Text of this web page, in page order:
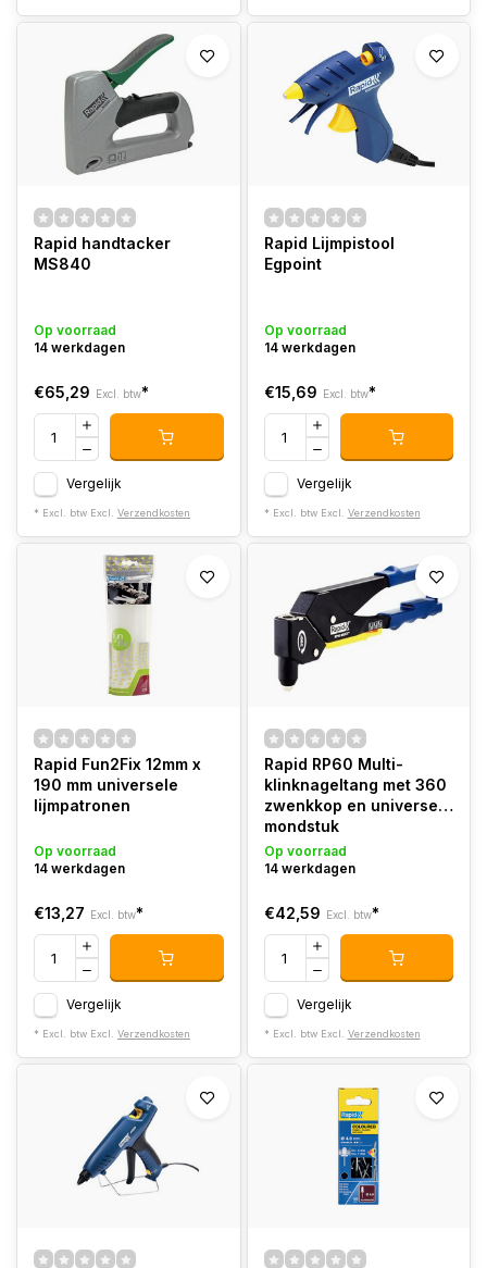
Rapid handtacker
MS840
Op voorraad
14 werkdagen
€65,29 Excl. btw*
Vergelijk
* Excl. btw Excl. Verzendkosten
Rapid Lijmpistool
Egpoint
Op voorraad
14 werkdagen
€15,69 Excl. btw*
Vergelijk
* Excl. btw Excl. Verzendkosten
Rapid Fun2Fix 12mm x
190 mm universele
lijmpatronen
Op voorraad
14 werkdagen
€13,27 Excl. btw*
Vergelijk
* Excl. btw Excl. Verzendkosten
Rapid RP60 Multi-
klinknageltang met 360
zwenkkop en universeel
mondstuk
Op voorraad
14 werkdagen
€42,59 Excl. btw*
Vergelijk
* Excl. btw Excl. Verzendkosten